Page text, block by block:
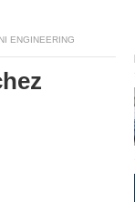
ENGINEERING